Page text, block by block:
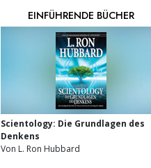
EINFÜHRENDE BÜCHER
Scientology: Die Grundlagen des
Denkens
Von L. Ron Hubbard